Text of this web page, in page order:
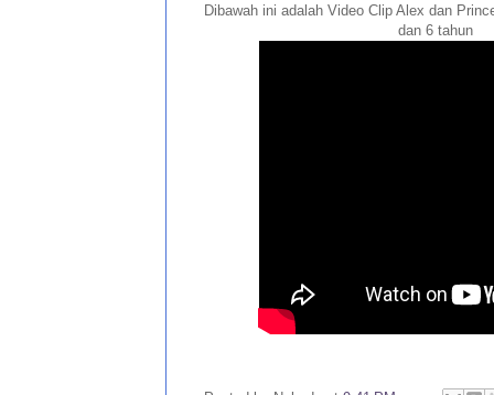
Dibawah ini adalah Video Clip Alex dan
dan 6 tahun